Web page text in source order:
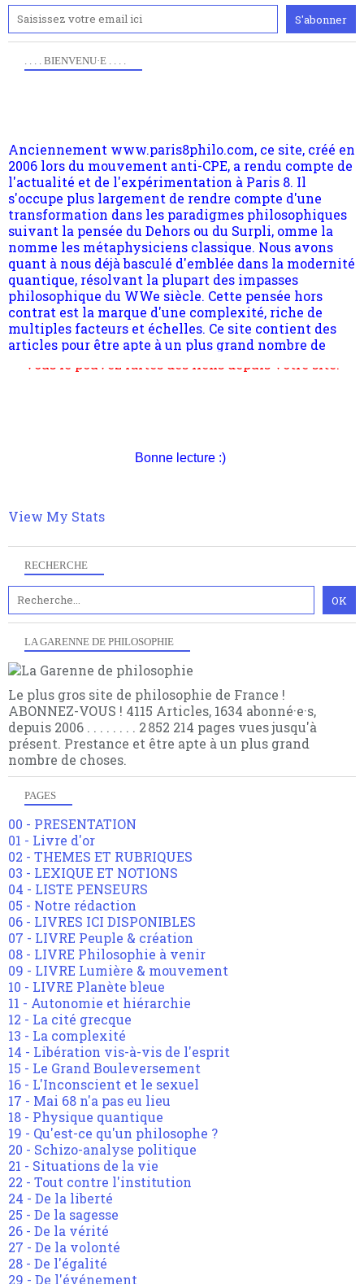
RECHERCHE
LA GARENNE DE PHILOSOPHIE
Le plus gros site de philosophie de France !
ABONNEZ-VOUS ! 4115 Articles, 1634 abonné·e·s,
depuis 2006 . . . . . . . . 2 852 214 pages vues jusqu'à
présent. Prestance et être apte à un plus grand
nombre de choses.
PAGES
00 - PRESENTATION
01 - Livre d'or
02 - THEMES ET RUBRIQUES
03 - LEXIQUE ET NOTIONS
04 - LISTE PENSEURS
05 - Notre rédaction
06 - LIVRES ICI DISPONIBLES
07 - LIVRE Peuple & création
08 - LIVRE Philosophie à venir
09 - LIVRE Lumière & mouvement
10 - LIVRE Planète bleue
11 - Autonomie et hiérarchie
12 - La cité grecque
13 - La complexité
14 - Libération vis-à-vis de l'esprit
15 - Le Grand Bouleversement
16 - L'Inconscient et le sexuel
17 - Mai 68 n'a pas eu lieu
18 - Physique quantique
19 - Qu'est-ce qu'un philosophe ?
20 - Schizo-analyse politique
21 - Situations de la vie
22 - Tout contre l'institution
24 - De la liberté
25 - De la sagesse
26 - De la vérité
27 - De la volonté
28 - De l'égalité
29 - De l'événement
. . . . BIENVENU·E . . . .
l'actualité et de l'expérimentation à Paris 8. Il
s'occupe plus largement de rendre compte d'une
transformation dans les paradigmes philosophiques
suivant la pensée du Dehors ou du Surpli, omme la
nomme les métaphysiciens classique. Nous avons
quant à nous déjà basculé d'emblée dans la modernité
quantique, résolvant la plupart des impasses
philosophique du WWe siècle. Cette pensée hors
contrat est la marque d'une complexité, riche de
multiples facteurs et échelles. Ce site contient des
articles pour être apte à un plus grand nombre de
choses.
hésitation, partagez le contenu sur les réseaux et si
vous le pouvez faîtes des liens depuis votre site.
Bonne lecture :)
View My Stats